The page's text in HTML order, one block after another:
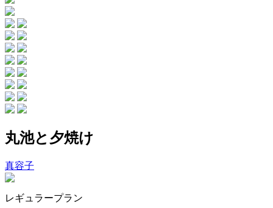
丸池と夕焼け
真容子
レギュラープラン